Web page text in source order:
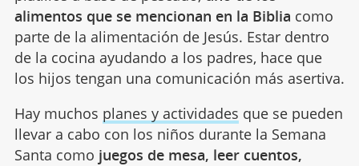
alimentos que se mencionan en la Biblia como
parte de la alimentación de Jesús. Estar dentro
de la cocina ayudando a los padres, hace que
los hijos tengan una comunicación más asertiva.
Hay muchos planes y actividades que se pueden
llevar a cabo con los niños durante la Semana
Santa como juegos de mesa, leer cuentos,